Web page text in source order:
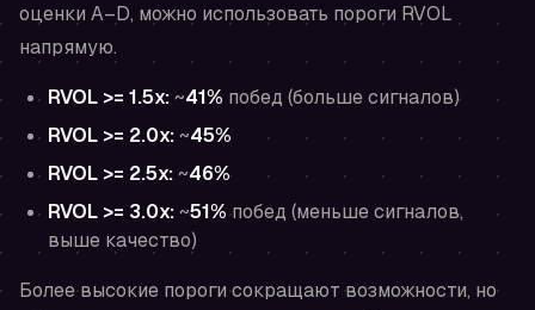
оценки A–D, можно использовать пороги RVOL
напрямую.
RVOL >= 1.5x:~41% побед (больше сигналов)
RVOL >= 2.0x:~45%
RVOL >= 2.5x:~46%
RVOL >= 3.0x:~51%побед (меньше сигналов,
выше качество)
Более высокие пороги сокращают возможности, но